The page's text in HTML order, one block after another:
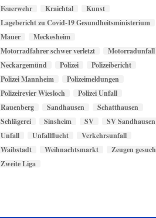
Feuerwehr
Kraichtal
Kunst
Lagebericht zu Covid-19 Gesundheitsministerium
Mauer
Meckesheim
Motorradfahrer schwer verletzt
Motorradunfall
Neckargemünd
Polizei
Polizeibericht
Polizei Mannheim
Polizeimeldungen
Polizeirevier Wiesloch
Polizei Unfall
Rauenberg
Sandhausen
Schatthausen
Schlägerei
Sinsheim SV
SV Sandhausen
Unfall
Unfallflucht
Verkehrsunfall
Waibstadt
Weihnachtsmarkt
Zeugen
Zweite Liga